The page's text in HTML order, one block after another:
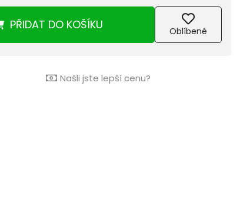
PŘIDAT DO KOŠÍKU Oblíbené
Našli jste lepší cenu?